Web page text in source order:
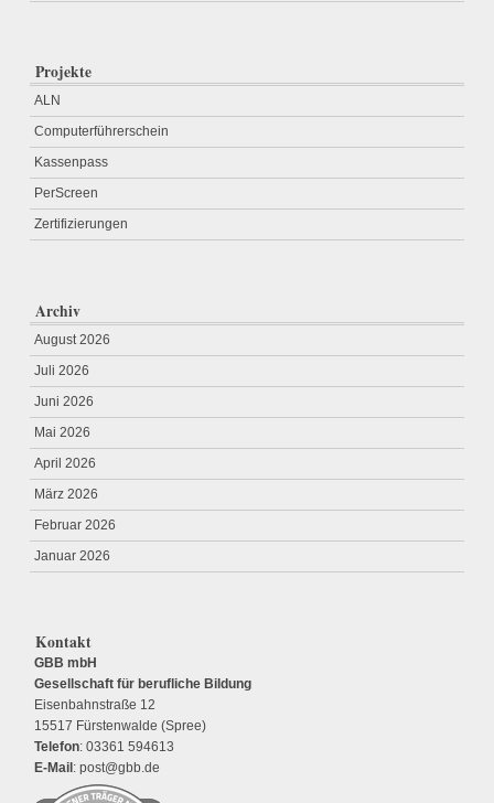
Projekte
ALN
Computerführerschein
Kassenpass
PerScreen
Zertifizierungen
Archiv
August 2026
Juli 2026
Juni 2026
Mai 2026
April 2026
März 2026
Februar 2026
Januar 2026
Kontakt
GBB mbH
Gesellschaft für berufliche Bildung
Eisenbahnstraße 12
15517 Fürstenwalde (Spree)
Telefon: 03361 594613
E-Mail : post@gbb.de